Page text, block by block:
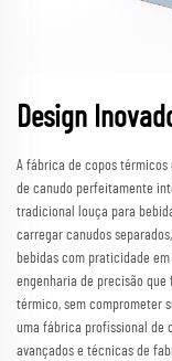
Design
A fábrica de copos
de canudo perfeitamente
tradicional louça para
carregar canudos
bebidas com praticidade
engenharia de precisão
térmico, sem comprometer
uma fábrica profissional de
avançados e técnicas de